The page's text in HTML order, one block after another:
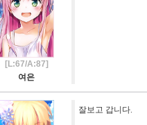
[L:67/A:87]
여은
잘보고 갑니다.